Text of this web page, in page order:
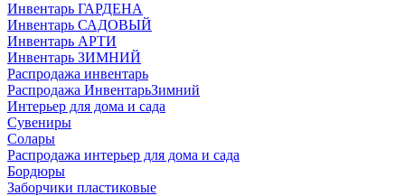
Инвентарь ГАРДЕНА
Инвентарь САДОВЫЙ
Инвентарь АРТИ
Инвентарь ЗИМНИЙ
Распродажа инвентарь
Распродажа ИнвентарьЗимний
Интерьер для дома и сада
Сувениры
Солары
Распродажа интерьер для дома и сада
Бордюры
Заборчики пластиковые